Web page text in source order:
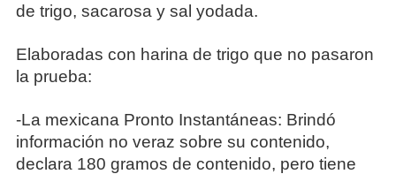
de trigo, sacarosa y sal yodada.
Elaboradas con harina de trigo que no pasaron
la prueba:
-La mexicana Pronto Instantáneas: Brindó
información no veraz sobre su contenido,
declara 180 gramos de contenido, pero tiene